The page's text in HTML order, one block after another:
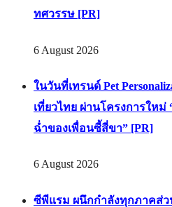
ทศวรรษ [PR]
6 August 2026
ในวันที่เทรนด์ Pet
เที่ยวไทย ผ่านโครงการใหม่
ฉ่ำของเพื่อนซี้สี่ขา” [PR]
6 August 2026
ซีพีแรม ผนึกกำลังทุกภาคส่ว